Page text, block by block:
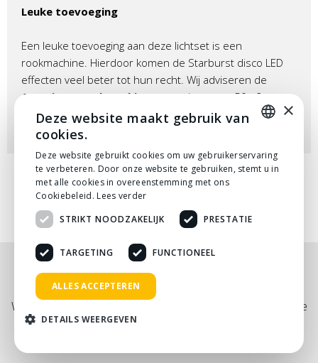
Leuke toevoeging
Een leuke toevoeging aan deze lichtset is een
rookmachine. Hierdoor komen de Starburst disco LED
effecten veel beter tot hun recht. Wij adviseren de
Antari Z80 rookmachinevoor ruimtes tot 50m2.
Nog niet helemaal gevonden wat je zocht? Bekijk
onzePDF prijslijst, of neem
Wij adviseren je graag via telefoon, mail of tijdens een kopje
DUTCH
×
Deze website maakt gebruik van
cookies.
Deze website gebruikt cookies om uw gebruikerservaring
te verbeteren. Door onze website te gebruiken, stemt u in
met alle cookies in overeenstemming met ons
Cookiebeleid. Lees verder
STRIKT NOODZAKELIJK
PRESTATIE
TARGETING FUNCTIONEEL
ALLES ACCEPTEREN
DETAILS WEERGEVEN